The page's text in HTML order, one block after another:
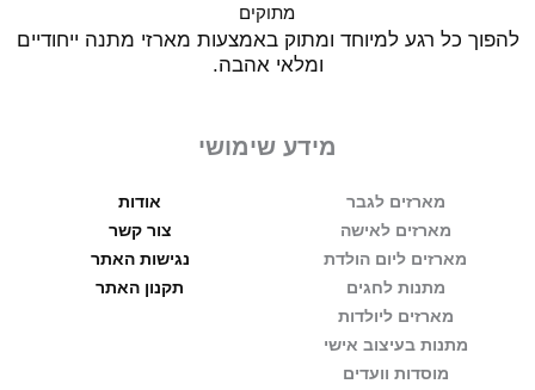
להפוך כל רגע למיוחד ומתוק באמצעות מארזי מתנה ייחודיים
ומלאי אהבה.
מידע שימושי
מארזים לגבר
מארזים לאישה
מארזים ליום הולדת
מתנות לחגים
מארזים ליולדות
מתנות בעיצוב אישי
מוסדות וועדים
אודות
צור קשר
נגישות האתר
תקנון האתר